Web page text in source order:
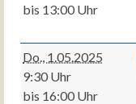
bis 13:00 Uhr
Do., 1.05.2025
9:30 Uhr
bis 16:00 Uhr